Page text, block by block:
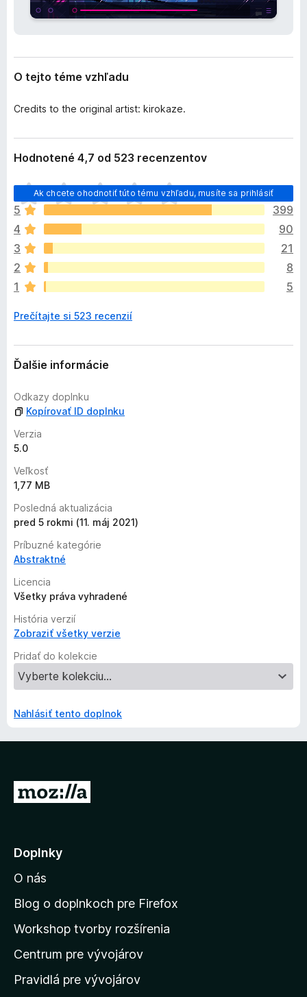
d
F
e
x
O tejto téme vzhľadu
Credits to the original artist: kirokaze.
Hodnotené 4,7 od 523 recenzentov
Ak chcete ohodnotiť túto tému vzhľadu, musíte sa prihlásiť
D
o
p
l
n
o
k
z
t
a
ľ
e
e
o
o
d
n
o
e
n
ý
5
399
4
90
3
21
2
8
1
5
Prečítajte si 523 recenzií
Ďalšie informácie
Odkazy doplnku
Kopírovať ID doplnku
Verzia
5.0
Veľkosť
1,77 MB
Posledná aktualizácia
pred 5 rokmi (11. máj 2021)
Príbuzné kategórie
Abstraktné
Licencia
Všetky práva vyhradené
História verzií
Zobraziť všetky verzie
Pridať do kolekcie
Nahlásiť tento doplnok
P
j
ť
n
d
o
m
Doplnky
O nás
Blog o doplnkoch pre Firefox
Workshop tvorby rozšírenia
Centrum pre vývojárov
Pravidlá pre vývojárov